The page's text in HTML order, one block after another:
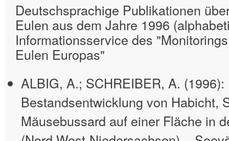
Deutschsprachige Publikationen
Eulen aus dem Jahre 1996
Informationsservice des
Eulen Europas"
ALBIG, A.; SCHREIBER, A. (1996):
Bestandsentwicklung von Habicht,
Mäusebussard auf einer Fläche in